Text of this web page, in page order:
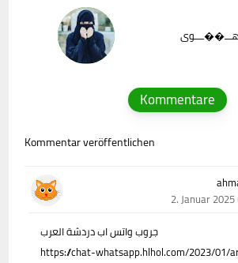
Kommentare
Kommentar veröffentlichen
2. Januar
جروب واتس اب دردشة العرب
https://chat-whatsapp.hlhol.com/2023/01/